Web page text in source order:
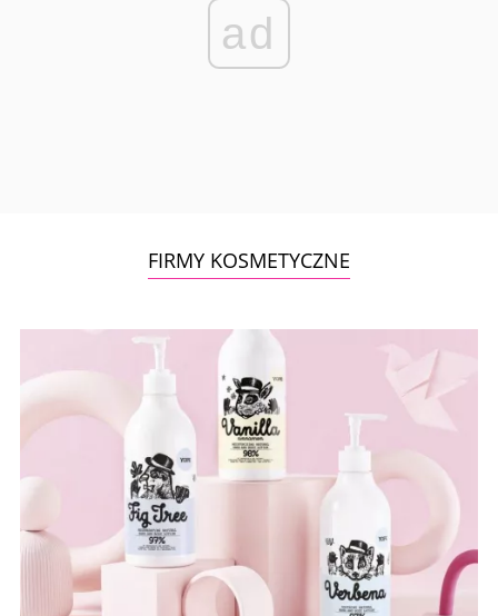
ad
FIRMY KOSMETYCZNE